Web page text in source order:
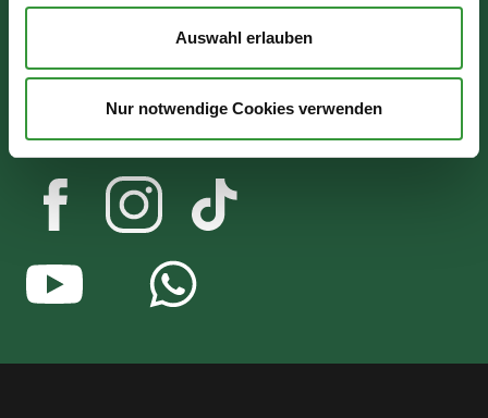
Auswahl erlauben
Nur notwendige Cookies verwenden
Mo - Mi: 07:30 - 16:30 Uhr
Do: 07:30 - 17:30 Uhr
Fr: 07:30 - 12:00 Uhr